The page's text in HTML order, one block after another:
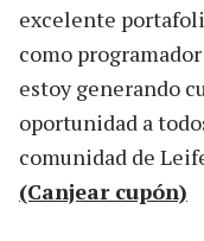
excelente
como
estoy generando
oportunidad a
comunidad de
(Canjear cupón)